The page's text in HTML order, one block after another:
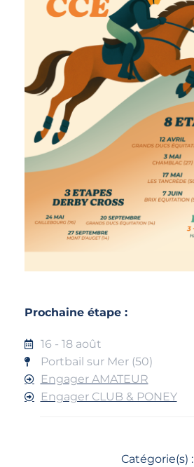
Prochaine étape :
16 - 18 août
Portbail sur Mer (50)
Engager AMATEUR
Engager CLUB & PONEY
Catégorie(s) :